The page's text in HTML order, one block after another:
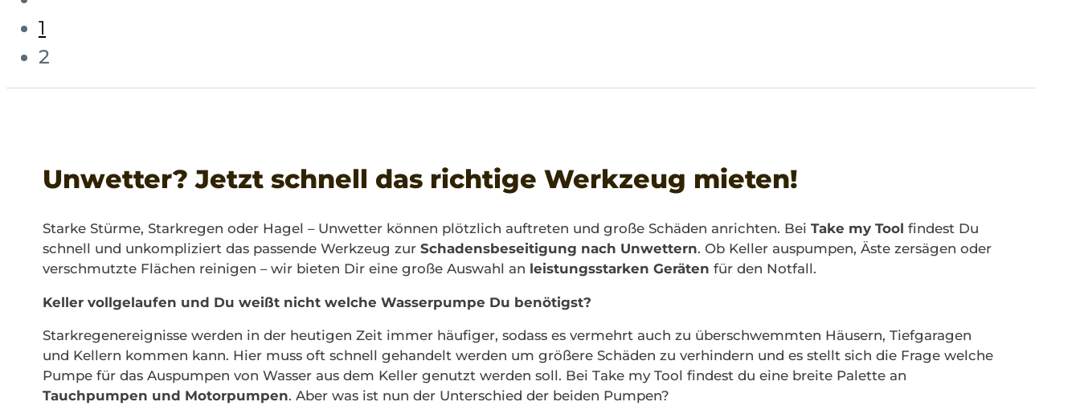
1
2
Unwetter? Jetzt schnell das richtige Werkzeug mieten!
Starke Stürme, Starkregen oder Hagel – Unwetter können plötzlich auftreten und große Schäden anrichten. Bei Take my Tool findest Du
schnell und unkompliziert das passende Werkzeug zur Schadensbeseitigung nach Unwettern. Ob Keller auspumpen, Äste zersägen oder
verschmutzte Flächen reinigen – wir bieten Dir eine große Auswahl an leistungsstarken Geräten für den Notfall.
Keller vollgelaufen und Du weißt nicht welche Wasserpumpe Du benötigst?
Starkregenereignisse werden in der heutigen Zeit immer häufiger, sodass es vermehrt auch zu überschwemmten Häusern, Tiefgaragen
und Kellern kommen kann. Hier muss oft schnell gehandelt werden um größere Schäden zu verhindern und es stellt sich die Frage welche
Pumpe für das Auspumpen von Wasser aus dem Keller genutzt werden soll. Bei Take my Tool findest du eine breite Palette an
Tauchpumpen und Motorpumpen. Aber was ist nun der Unterschied der beiden Pumpen?